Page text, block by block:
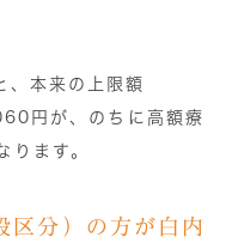
本来の上限額
円 が、のちに高額療
ります。
区分）の方が白内